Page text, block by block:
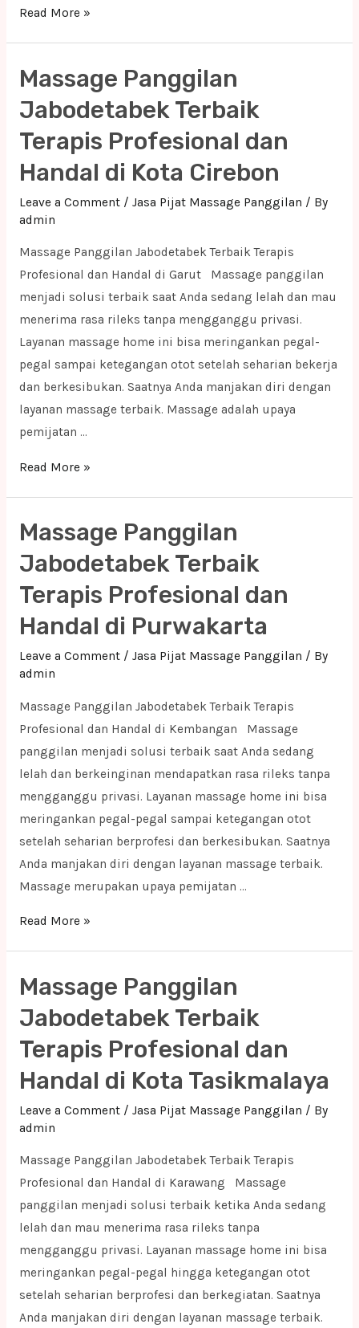
Massage
Terbaik
Terapis
dan
Handal
Pandeglang
Read More »
Massage Panggilan
Jabodetabek Terbaik
Terapis Profesional dan
Handal di Kota Cirebon
Leave a Comment / Jasa Pijat Massage Panggilan / By
admin
Massage Panggilan Jabodetabek Terbaik Terapis
Profesional dan Handal di Garut Massage panggilan
menjadi solusi terbaik saat Anda sedang lelah dan mau
menerima rasa rileks tanpa mengganggu privasi.
Layanan massage home ini bisa meringankan pegal-
pegal sampai ketegangan otot setelah seharian bekerja
dan berkesibukan. Saatnya Anda manjakan diri dengan
layanan massage terbaik. Massage adalah upaya
pemijatan …
Massage
Terbaik
Terapis
dan
Handal
Kota
Read More »
Massage Panggilan
Jabodetabek Terbaik
Terapis Profesional dan
Handal di Purwakarta
Leave a Comment / Jasa Pijat Massage Panggilan / By
admin
Massage Panggilan Jabodetabek Terbaik Terapis
Profesional dan Handal di Kembangan Massage
panggilan menjadi solusi terbaik saat Anda sedang
lelah dan berkeinginan mendapatkan rasa rileks tanpa
mengganggu privasi. Layanan massage home ini bisa
meringankan pegal-pegal sampai ketegangan otot
setelah seharian berprofesi dan berkesibukan. Saatnya
Anda manjakan diri dengan layanan massage terbaik.
Massage merupakan upaya pemijatan …
Massage
Terbaik
Terapis
dan
Handal
Purwakarta
Read More »
Massage Panggilan
Jabodetabek Terbaik
Terapis Profesional dan
Handal di Kota Tasikmalaya
Leave a Comment / Jasa Pijat Massage Panggilan / By
admin
Massage Panggilan Jabodetabek Terbaik Terapis
Profesional dan Handal di Karawang Massage
panggilan menjadi solusi terbaik ketika Anda sedang
lelah dan mau menerima rasa rileks tanpa
mengganggu privasi. Layanan massage home ini bisa
meringankan pegal-pegal hingga ketegangan otot
setelah seharian berprofesi dan berkegiatan. Saatnya
Anda manjakan diri dengan layanan massage terbaik.